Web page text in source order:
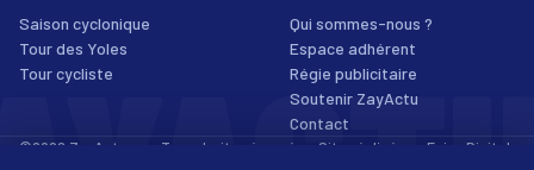
Saison cyclonique
Tour des Yoles
Tour cycliste
Qui sommes-nous ?
Espace adhérent
Régie publicitaire
Soutenir ZayActu
Contact
©2026 ZayActu.org. Tous droits réservés. · Site réalisé par Enjoy Digital